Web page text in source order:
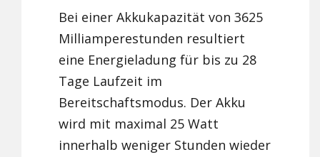
Bei einer Akkukapazität von 3625
Milliamperestunden resultiert
eine Energieladung für bis zu 28
Tage Laufzeit im
Bereitschaftsmodus. Der Akku
wird mit maximal 25 Watt
innerhalb weniger Stunden wieder